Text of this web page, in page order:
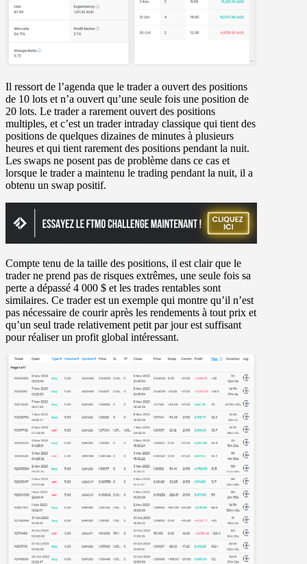
Il ressort de l’agenda que le trader a ouvert des positions
de 10 lots et n’a ouvert qu’une seule fois une position de
20 lots. Le trader a rarement ouvert des positions
multiples, et c’est un trader intraday classique qui tient des
positions de quelques dizaines de minutes à plusieurs
heures et qui tient rarement des positions pendant la nuit.
Les swaps ne posent pas de problème dans ce cas et
lorsque le trader a maintenu le trading pendant la nuit, il a
obtenu un swap positif.
Compte tenu de la taille des positions, il est clair que le
trader ne prend pas de risques extrêmes, une seule fois sa
perte a dépassé 4 000 $ et les trades rentables sont
similaires. Ce trader est un exemple qui montre qu’il n’est
pas nécessaire de courir après les rendements à tout prix et
qu’un seul trade relativement petit par jour est suffisant
pour réaliser un profit global intéressant.